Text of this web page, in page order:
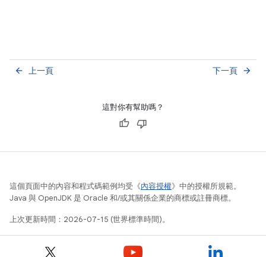
上一頁
arrow_back 下一頁 arrow_forward
這對你有幫助嗎？
這個頁面中的內容和程式碼範例均受《內容授權》中的授權所規範。
Java 與 OpenJDK 是 Oracle 和/或其關係企業的商標或註冊商標。
上次更新時間：2026-07-15 (世界標準時間)。